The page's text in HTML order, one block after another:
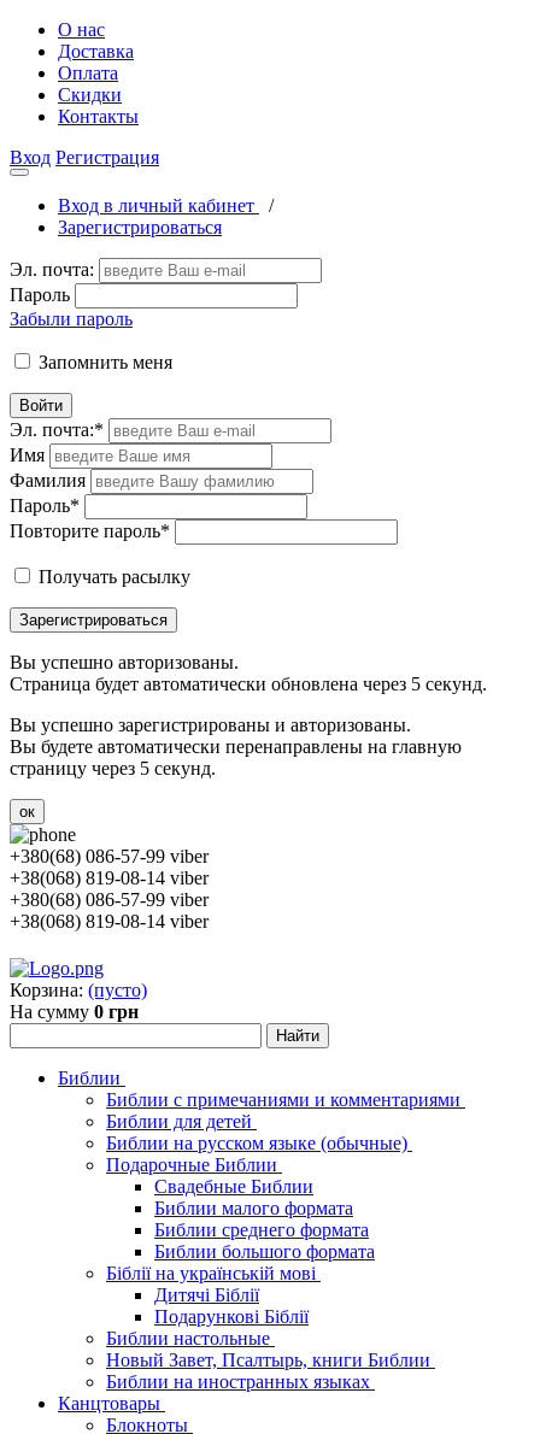
О нас
Доставка
Оплата
Скидки
Контакты
Вход Регистрация
Вход в личный кабинет
/
Зарегистрироваться
Эл. почта:
Пароль
Забыли пароль
Запомнить меня
Войти
Эл. почта:*
Имя
Фамилия
Пароль*
Повторите пароль*
Получать расылку
Зарегистрироваться
Вы успешно авторизованы.
Страница будет автоматически обновлена через 5 секунд.
Вы успешно зарегистрированы и авторизованы.
Вы будете автоматически перенаправлены на главную
страницу через 5 секунд.
ок
+380(68) 086-57-99 viber
+38(068) 819-08-14 viber
+380(68) 086-57-99 viber
+38(068) 819-08-14 viber
Корзина: (пусто)
На сумму 0 грн
Библии
Библии с примечаниями и комментариями
Библии для детей
Библии на русском языке (обычные)
Подарочные Библии
Свадебные Библии
Библии малого формата
Библии среднего формата
Библии большого формата
Біблії на українській мові
Дитячі Біблії
Подарункові Біблії
Библии настольные
Новый Завет, Псалтырь, книги Библии
Библии на иностранных языках
Канцтовары
Блокноты